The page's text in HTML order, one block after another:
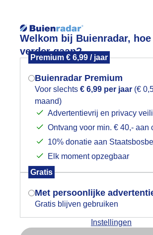
Welkom bij Buienradar,
verder gaan?
Premium € 6,99 / jaar
Buienradar Premium
Voor slechts € 6,99 per jaar (€
maand)
Advertentievrij en privacy
Ontvang voor min. € 40,- aan
10% donatie aan
Elk moment opzegbaar
Gratis
Met persoonlijke
Gratis blijven gebruiken
Instellingen
Foto en video
Mogen we je locatie
het weer?
Indien je hier nog geen
gegeven, verschijnt er zo een
je browser waarin deze
gevraagd wordt.
Is goed, toon de